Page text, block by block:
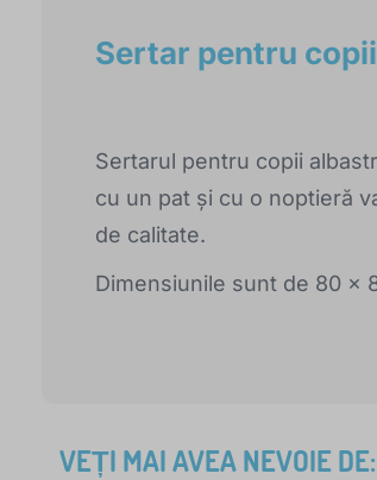
Sertar pentru
Sertarul pentru copii
cu un pat și cu o noptieră
de calitate.
Dimensiunile sunt de 80 x
VEȚI MAI AVEA NEVOIE DE: